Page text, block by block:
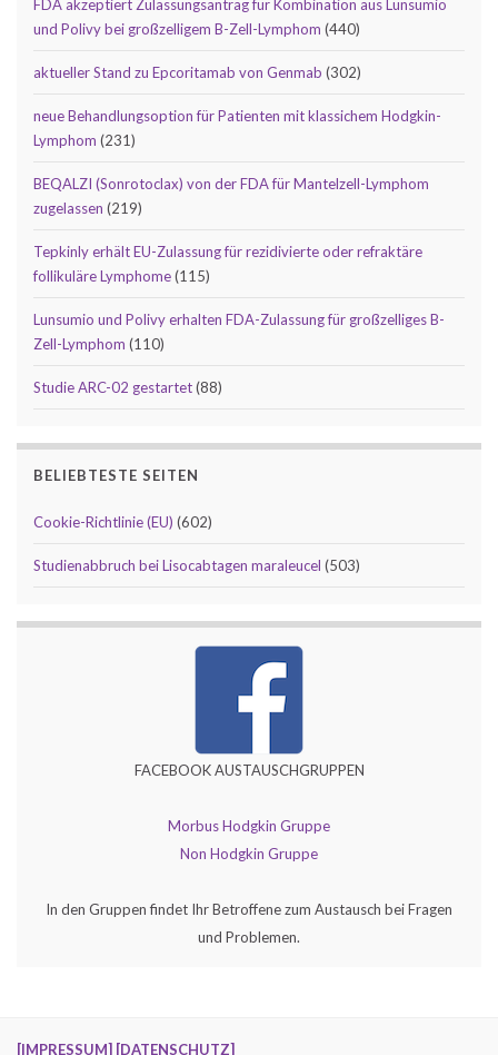
FDA akzeptiert Zulassungsantrag für Kombination aus Lunsumio
und Polivy bei großzelligem B-Zell-Lymphom (440)
aktueller Stand zu Epcoritamab von Genmab (302)
neue Behandlungsoption für Patienten mit klassichem Hodgkin-
Lymphom (231)
BEQALZI (Sonrotoclax) von der FDA für Mantelzell-Lymphom
zugelassen (219)
Tepkinly erhält EU-Zulassung für rezidivierte oder refraktäre
follikuläre Lymphome(115)
Lunsumio und Polivy erhalten FDA-Zulassung für großzelliges B-
Zell-Lymphom (110)
Studie ARC-02 gestartet(88)
BELIEBTESTE SEITEN
Cookie-Richtlinie (EU) (602)
Studienabbruch bei Lisocabtagen maraleucel (503)
FACEBOOK AUSTAUSCHGRUPPEN
Morbus Hodgkin Gruppe
Non Hodgkin Gruppe
In den Gruppen findet Ihr Betroffene zum Austausch bei Fragen
und Problemen.
[IMPRESSUM] [DATENSCHUTZ]